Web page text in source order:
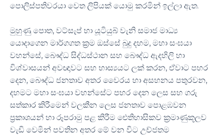
පොලිස්පතිවරයා වෙත ලිපියක් යොමු කරමින් ඉල්ලා ඇත.
මුහුණු පොත, වට්සැප් හා යූටියුබ් වැනි සමාජ මාධ්‍ය
යොදාගෙන මාර්ගගත ක්‍රම ඔස්සේ බුදු දහම, මහා සංඝයා
වහන්සේ, බෞද්ධ සිද්ධස්ථාන සහ බෞද්ධ ඇදහිලි හා
විශ්වාසයන් අවඥාවට සහ හාස්‍යයට ලක් කරන, ඒවාට පහර
දෙන, බෞද්ධ ජනතාව අතර වෛරය හා අසහනය පතුරවන,
දහමට මහා සංඝයා වහන්සේට පහර දෙන ලෙස සහ ගරු
සත්කාර කිරීමෙන් වලකීන ලෙස ජනතාව පොළඹවන
ප්‍රකාශයන් හා රූපරාමු පළ කිරීම ඓතිහාසිකව ක්‍රමාණුකූලව
වැඩි වෙමින් පවතින අතර මේ වන විට උච්ජතම